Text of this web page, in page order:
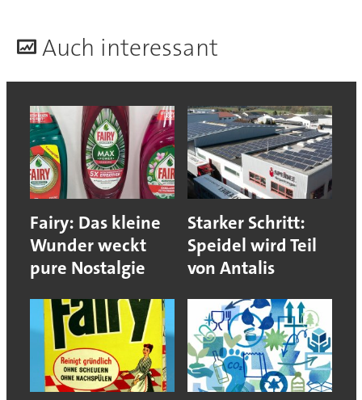
Auch interessant
Fairy: Das kleine
Wunder weckt
pure Nostalgie
Starker Schritt:
Speidel wird Teil
von Antalis